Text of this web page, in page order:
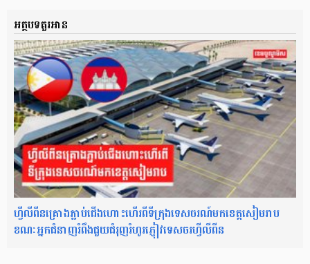
អត្ថបទគួរអាន​
ហ្វីលីពីនគ្រោងភ្ជាប់ជើងហោះហើរពីទីក្រុងទេសចរណ៍មកខេត្តសៀមរាប
ខណៈអ្នកជំនាញរំពឹងជួយជំរុញរំហូរភ្ញៀវទេសចរហ្វីលីពីន